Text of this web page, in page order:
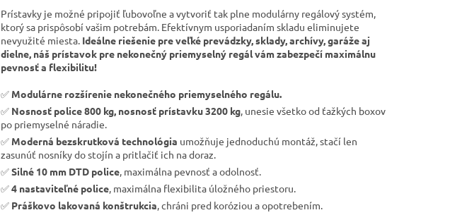
Prístavky je možné pripojiť ľubovoľne a vytvoriť tak plne modulárny regálový systém,
ktorý sa prispôsobí vašim potrebám. Efektívnym usporiadaním skladu eliminujete
nevyužité miesta. Ideálne riešenie pre veľké prevádzky, sklady, archívy, garáže aj
dielne, náš prístavok pre nekonečný priemyselný regál vám zabezpečí maximálnu
pevnosť a flexibilitu!
✅ Modulárne rozšírenie nekonečného priemyselného regálu.
✅ Nosnosť police 800 kg, nosnosť prístavku 3200 kg, unesie všetko od ťažkých boxov
po priemyselné náradie.
✅ Moderná bezskrutková technológia umožňuje jednoduchú montáž, stačí len
zasunúť nosníky do stojín a pritlačiť ich na doraz.
✅Silné 10 mm DTD police, maximálna pevnosť a odolnosť.
✅4 nastaviteľné police, maximálna flexibilita úložného priestoru.
✅ Práškovo lakovaná konštrukcia, chráni pred koróziou a opotrebením.